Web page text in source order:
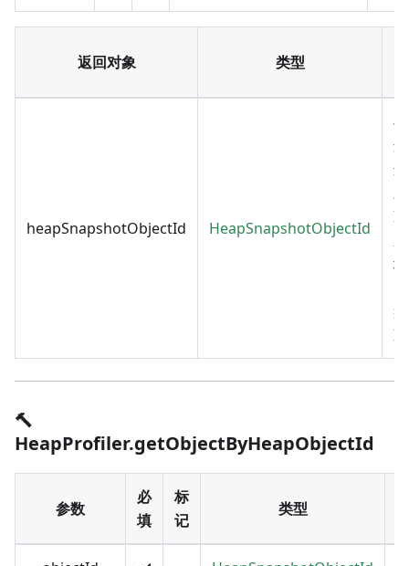
返回对象 类型
heapSnapshotObjectId HeapSnapshotObjectId
🔨
HeapProfiler.getObjectByHeapObjectId
参数
必
填
标
记
类型